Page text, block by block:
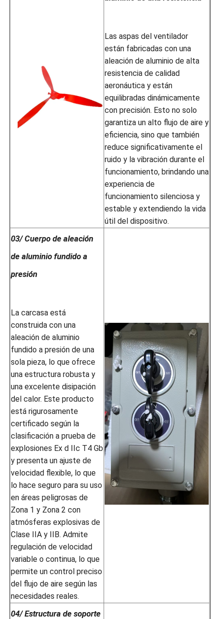
Las aspas del ventilador
están fabricadas con una
aleación de aluminio de alta
resistencia de calidad
aeronáutica y están
equilibradas dinámicamente
con precisión. Esto no solo
garantiza un alto flujo de aire y
eficiencia, sino que también
reduce significativamente el
ruido y la vibración durante el
funcionamiento, brindando una
experiencia de
funcionamiento silenciosa y
estable y extendiendo la vida
útil del dispositivo.
03/ Cuerpo de aleación
de aluminio fundido a
presión
La carcasa está
construida con una
aleación de aluminio
fundido a presión de una
sola pieza, lo que ofrece
una estructura robusta y
una excelente disipación
del calor. Este producto
está rigurosamente
certificado según la
clasificación a prueba de
explosiones Ex d IIc T4 Gb
y presenta un ajuste de
velocidad flexible, lo que
lo hace seguro para su uso
en áreas peligrosas de
Zona 1 y Zona 2 con
atmósferas explosivas de
Clase IIA y IIB. Admite
regulación de velocidad
variable o continua, lo que
permite un control preciso
del flujo de aire según las
necesidades reales.
04/ Estructura de soporte